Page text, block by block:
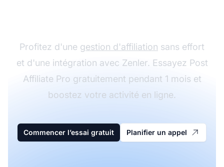
Profitez d'une gestion d'affiliation sans effort
et d'une intégration avec Zenler. Essayez Post
Affiliate Pro gratuitement pendant 1 mois et
boostez votre activité en ligne.
Commencer l’essai gratuit Planifier un appel